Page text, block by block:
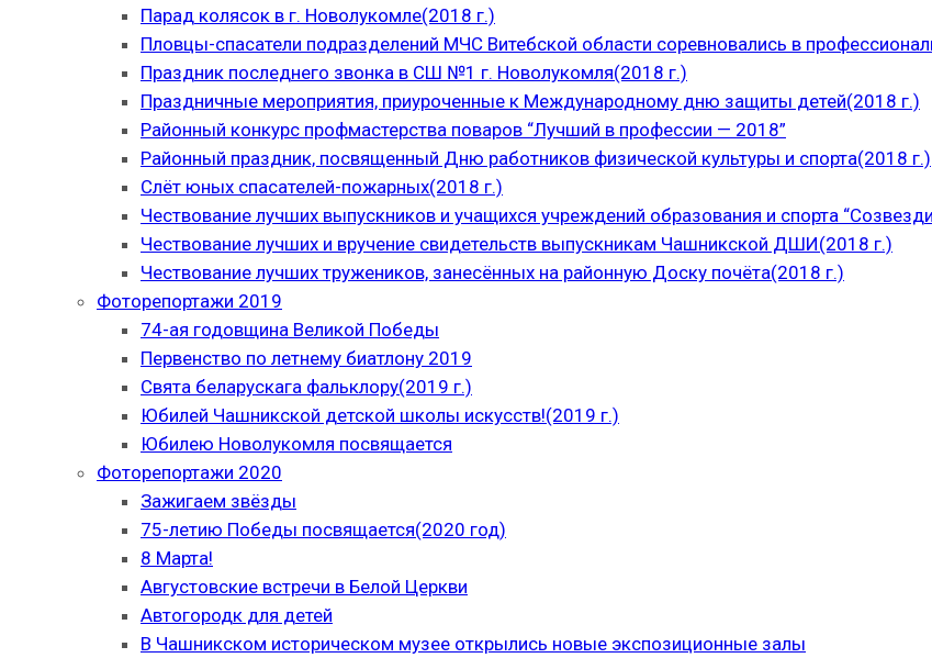
Парад колясок в г. Новолукомле(2018 г.)
Пловцы-спасатели подразделений МЧС Витебской области соревновались в
Праздник последнего звонка в СШ №1 г. Новолукомля(2018 г.)
Праздничные мероприятия, приуроченные к Международному дню защиты детей(2018 г.)
Районный конкурс профмастерства поваров “Лучший в профессии — 2018”
Районный праздник, посвященный Дню работников физической культуры и спорта(2018 г.)
Слёт юных спасателей-пожарных(2018 г.)
Чествование лучших выпускников и учащихся учреждений образования и спорта
Чествование лучших и вручение свидетельств выпускникам Чашникской ДШИ(2018 г.)
Чествование лучших тружеников, занесённых на районную Доску почёта(2018 г.)
Фоторепортажи 2019
74-ая годовщина Великой Победы
Первенство по летнему биатлону 2019
Свята беларускага фальклору(2019 г.)
Юбилей Чашникской детской школы искусств!(2019 г.)
Юбилею Новолукомля посвящается
Фоторепортажи 2020
Зажигаем звёзды
75-летию Победы посвящается(2020 год)
8 Марта!
Августовские встречи в Белой Церкви
Автогородк для детей
В Чашникском историческом музее открылись новые экспозиционные залы